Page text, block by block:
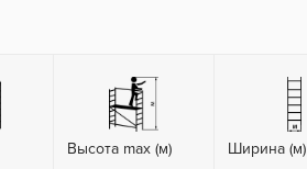
Высота max (м) Ширина (м)